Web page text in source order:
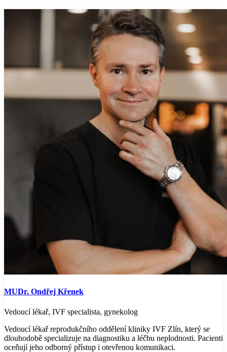
MUDr. Ondřej Křenek
Vedoucí lékař, IVF specialista, gynekolog
Vedoucí lékař reprodukčního oddělení kliniky IVF Zlín, který se
dlouhodobě specializuje na diagnostiku a léčbu neplodnosti. Pacienti
oceňují jeho odborný přístup i otevřenou komunikaci.